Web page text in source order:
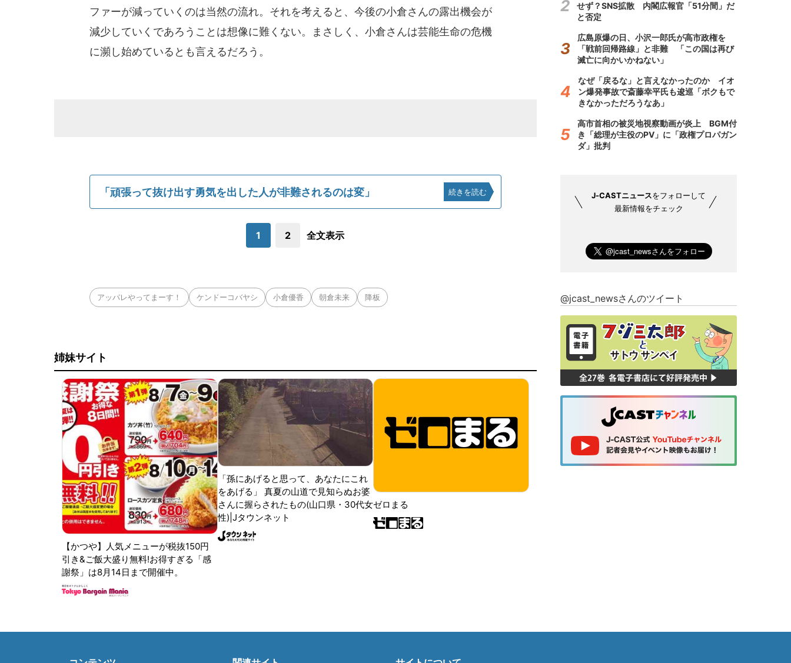
ファーが減っていくのは当然の流れ。それを考えると、今後の小倉さんの露出機会が
減少していくであろうことは想像に難くない。まさしく、小倉さんは芸能生命の危機
に瀕し始めているとも言えるだろう。
「頑張って抜け出す勇気を出した人が非難されるのは変」 続きを読む
1 2 全文表示
アッパレやってまーす！ ケンドーコバヤシ 小倉優香 朝倉未来 降板
姉妹サイト
【かつや】人気メニューが税抜150円
引き&ご飯大盛り無料!お得すぎる「感
謝祭」は8月14日まで開催中。
「孫にあげると思って、あなたにこれ
をあげる」 真夏の山道で見知らぬお婆
さんに握らされたもの(山口県・30代女
性)|Jタウンネット
ゼロまる
せず？SNS拡散 内閣広報官「51分間」だ
と否定
広島原爆の日、小沢一郎氏が高市政権を
「戦前回帰路線」と非難 「この国は再び
滅亡に向かいかねない」
なぜ「戻るな」と言えなかったのか イオ
ン爆発事故で斎藤幸平氏も逡巡「ボクもで
きなかっただろうなあ」
高市首相の被災地視察動画が炎上 BGM付
き「総理が主役のPV」に「政権プロパガン
ダ」批判
J-CASTニュースをフォローして
最新情報をチェック
@jcast_newsさんのツイート